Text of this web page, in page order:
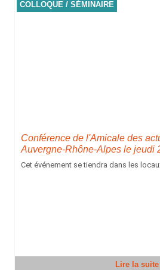
COLLOQUE / SÉMINAIRE
Conférence de l'Amicale des
Auvergne-Rhône-Alpes le jeudi
Cet événement se tiendra dans les
Lire la suite